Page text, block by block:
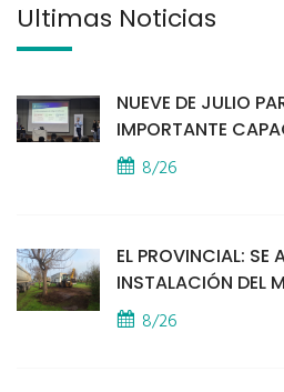
Últimas Noticias
NUEVE DE JULIO
IMPORTANTE
8/26
EL PROVINCIAL: SE
INSTALACIÓN DEL
8/26